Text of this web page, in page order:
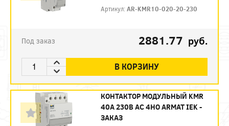
Артикул:AR-KMR10-020-20-230
Под заказ 2881.77 руб.
В КОРЗИНУ
КОНТАКТОР МОДУЛЬНЫЙ KMR
40А 230В AC 4НО ARMAT IEK -
ЗАКАЗ